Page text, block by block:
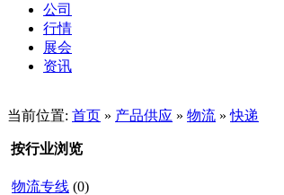
公司
行情
展会
资讯
当前位置: 首页 » 产品供应 » 物流 »快递
按行业浏览
物流专线 (0)